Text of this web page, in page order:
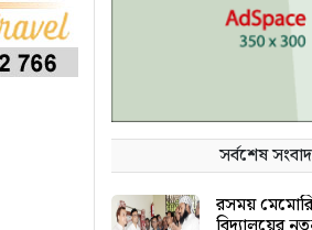
সর্বশেষ সংবাদ
রসময়